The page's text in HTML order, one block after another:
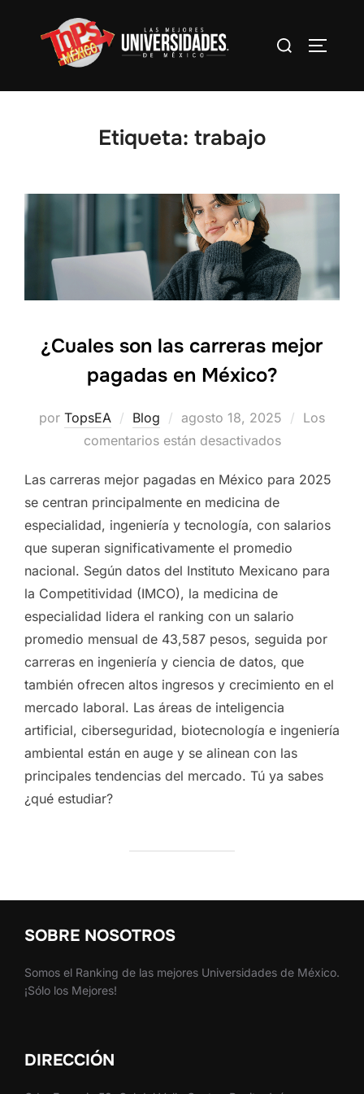
contenido
Buscar:
Etiqueta: trabajo
¿Cuales son las carreras mejor
pagadas en México?
por TopsEA Blog
Publicado
el
agosto 18, 2025
Los
comentarios están desactivados
Las carreras mejor pagadas en México para 2025
se centran principalmente en medicina de
especialidad, ingeniería y tecnología, con salarios
que superan significativamente el promedio
nacional. Según datos del Instituto Mexicano para
la Competitividad (IMCO), la medicina de
especialidad lidera el ranking con un salario
promedio mensual de 43,587 pesos, seguida por
carreras en ingeniería y ciencia de datos, que
también ofrecen altos ingresos y crecimiento en el
mercado laboral. Las áreas de inteligencia
artificial, ciberseguridad, biotecnología e ingeniería
ambiental están en auge y se alinean con las
principales tendencias del mercado. Tú ya sabes
¿qué estudiar?
SOBRE NOSOTROS
Somos el Ranking de las mejores Universidades de México.
¡Sólo los Mejores!
DIRECCIÓN